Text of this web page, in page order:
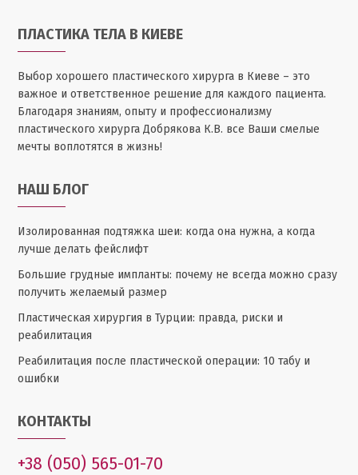
ПЛАСТИКА ТЕЛА В КИЕВЕ
Выбор хорошего пластического хирурга в Киеве – это
важное и ответственное решение для каждого пациента.
Благодаря знаниям, опыту и профессионализму
пластического хирурга Добрякова К.В. все Ваши смелые
мечты воплотятся в жизнь!
НАШ БЛОГ
Изолированная подтяжка шеи: когда она нужна, а когда
лучше делать фейслифт
Большие грудные импланты: почему не всегда можно сразу
получить желаемый размер
Пластическая хирургия в Турции: правда, риски и
реабилитация
Реабилитация после пластической операции: 10 табу и
ошибки
КОНТАКТЫ
+38 (050) 565-01-70